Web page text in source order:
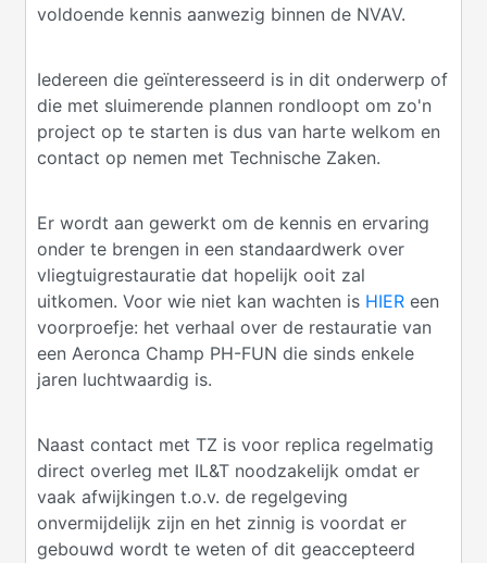
voldoende kennis aanwezig binnen de NVAV.
Iedereen die geïnteresseerd is in dit onderwerp of
die met sluimerende plannen rondloopt om zo'n
project op te starten is dus van harte welkom en
contact op nemen met Technische Zaken.
Er wordt aan gewerkt om de kennis en ervaring
onder te brengen in een standaardwerk over
vliegtuigrestauratie dat hopelijk ooit zal
uitkomen. Voor wie niet kan wachten is HIER een
voorproefje: het verhaal over de restauratie van
een Aeronca Champ PH-FUN die sinds enkele
jaren luchtwaardig is.
Naast contact met TZ is voor replica regelmatig
direct overleg met IL&T noodzakelijk omdat er
vaak afwijkingen t.o.v. de regelgeving
onvermijdelijk zijn en het zinnig is voordat er
gebouwd wordt te weten of dit geaccepteerd